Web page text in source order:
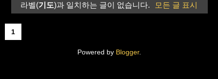
라벨(기도)과 일치하는 글이 없습니다. 모든 글 표시
1
Powered by Blogger.